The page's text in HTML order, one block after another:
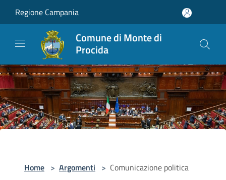
Regione Campania
Comune di Monte di
Procida
Home > Argomenti > Comunicazione politica